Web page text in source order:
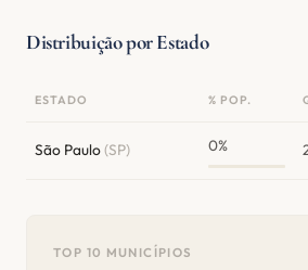
Distribuição por Estado
ESTADO % POP.
São Paulo(SP) 0%
TOP 10 MUNICÍPIOS